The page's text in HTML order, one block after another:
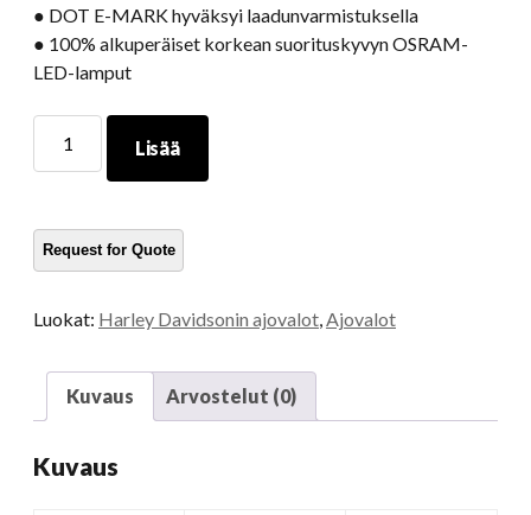
● DOT E-MARK hyväksyi laadunvarmistuksella
● 100% alkuperäiset korkean suorituskyvyn OSRAM-
LED-lamput
Tuumainen
Lisää
Luokat: Harley Davidsonin ajovalot Ajovalot
Kuvaus Arvostelut (0)
Kuvaus